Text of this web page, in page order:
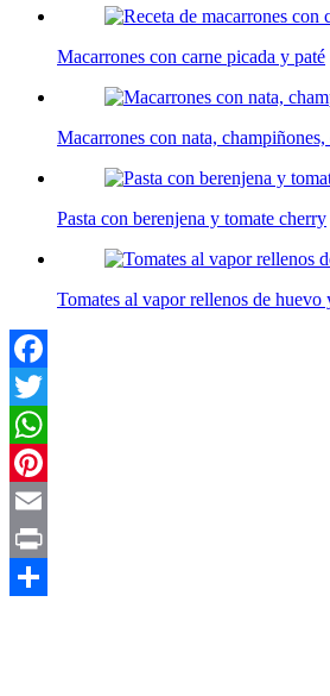
Macarrones con carne picada y paté
Macarrones con nata,
Pasta con berenjena y tomate cherry
Tomates al vapor rellenos de huevo
Facebook
Twitter
WhatsApp
Pinterest
Email
Print